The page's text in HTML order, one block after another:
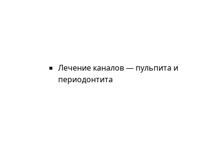
Лечение каналов — пульпита и
периодонтита